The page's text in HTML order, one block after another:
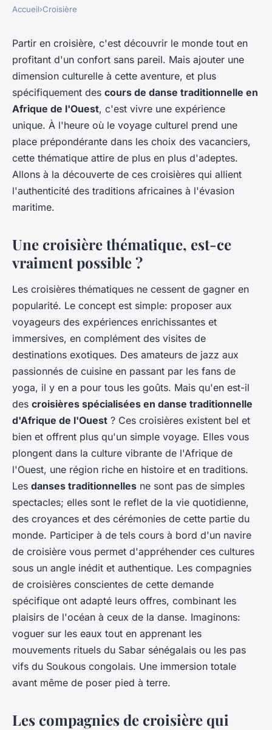
Peut-on trouver une croisière
qui inclut des cours de danse
traditionnelle en Afrique de
l'Ouest?
11 juillet 2024
Accueil›Croisière
Partir en croisière, c'est découvrir le monde tout en
profitant d'un confort sans pareil. Mais ajouter une
dimension culturelle à cette aventure, et plus
spécifiquement des cours de danse traditionnelle en
Afrique de l'Ouest, c'est vivre une expérience
unique. À l'heure où le voyage culturel prend une
place prépondérante dans les choix des vacanciers,
cette thématique attire de plus en plus d'adeptes.
Allons à la découverte de ces croisières qui allient
l'authenticité des traditions africaines à l'évasion
maritime.
Une croisière thématique, est-ce
vraiment possible ?
Les croisières thématiques ne cessent de gagner en
popularité. Le concept est simple: proposer aux
voyageurs des expériences enrichissantes et
immersives, en complément des visites de
destinations exotiques. Des amateurs de jazz aux
passionnés de cuisine en passant par les fans de
yoga, il y en a pour tous les goûts. Mais qu'en est-il
des croisières spécialisées en danse traditionnelle
d'Afrique de l'Ouest ? Ces croisières existent bel et
bien et offrent plus qu'un simple voyage. Elles vous
plongent dans la culture vibrante de l'Afrique de
l'Ouest, une région riche en histoire et en traditions.
Les danses traditionnelles ne sont pas de simples
spectacles; elles sont le reflet de la vie quotidienne,
des croyances et des cérémonies de cette partie du
monde. Participer à de tels cours à bord d'un navire
de croisière vous permet d'appréhender ces cultures
sous un angle inédit et authentique. Les compagnies
de croisières conscientes de cette demande
spécifique ont adapté leurs offres, combinant les
plaisirs de l'océan à ceux de la danse. Imaginons:
voguer sur les eaux tout en apprenant les
mouvements rituels du Sabar sénégalais ou les pas
vifs du Soukous congolais. Une immersion totale
avant même de poser pied à terre.
Les compagnies de croisière qui